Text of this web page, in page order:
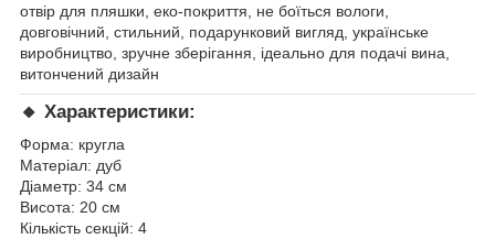
отвір для пляшки, еко-покриття, не боїться вологи,
довговічний, стильний, подарунковий вигляд, українське
виробництво, зручне зберігання, ідеально для подачі вина,
витончений дизайн
🔸 Характеристики:
Форма: кругла
Матеріал: дуб
Діаметр: 34 см
Висота: 20 см
Кількість секцій: 4